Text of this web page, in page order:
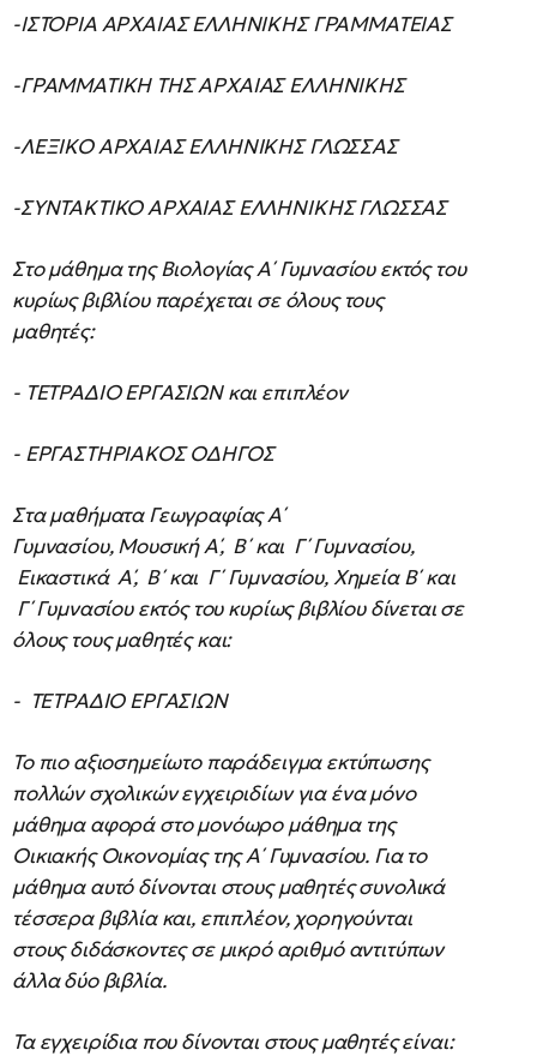
-ΙΣΤΟΡΙΑ ΑΡΧΑΙΑΣ ΕΛΛΗΝΙΚΗΣ ΓΡΑΜΜΑΤΕΙΑΣ
-ΓΡΑΜΜΑΤΙΚΗ ΤΗΣ ΑΡΧΑΙΑΣ ΕΛΛΗΝΙΚΗΣ
-ΛΕΞΙΚΟ ΑΡΧΑΙΑΣ ΕΛΛΗΝΙΚΗΣ ΓΛΩΣΣΑΣ
-ΣΥΝΤΑΚΤΙΚΟ ΑΡΧΑΙΑΣ ΕΛΛΗΝΙΚΗΣ ΓΛΩΣΣΑΣ
Στο μάθημα της Βιολογίας Α΄ Γυμνασίου εκτός του
κυρίως βιβλίου παρέχεται σε όλους τους
μαθητές:
- ΤΕΤΡΑΔΙΟ ΕΡΓΑΣΙΩΝ και επιπλέον
- ΕΡΓΑΣΤΗΡΙΑΚΟΣ ΟΔΗΓΟΣ
Στα μαθήματα Γεωγραφίας Α΄
Γυμνασίου, Μουσική Α΄, Β΄ και Γ΄ Γυμνασίου,
Εικαστικά Α΄, Β΄ και Γ΄ Γυμνασίου, Χημεία Β΄ και
Γ΄ Γυμνασίου εκτός του κυρίως βιβλίου δίνεται σε
όλους τους μαθητές και:
- ΤΕΤΡΑΔΙΟ ΕΡΓΑΣΙΩΝ
Το πιο αξιοσημείωτο παράδειγμα εκτύπωσης
πολλών σχολικών εγχειριδίων για ένα μόνο
μάθημα αφορά στο μονόωρο μάθημα της
Οικιακής Οικονομίας της Α΄ Γυμνασίου. Για το
μάθημα αυτό δίνονται στους μαθητές συνολικά
τέσσερα βιβλία και, επιπλέον, χορηγούνται
στους διδάσκοντες σε μικρό αριθμό αντιτύπων
άλλα δύο βιβλία.
Τα εγχειρίδια που δίνονται στους μαθητές είναι: